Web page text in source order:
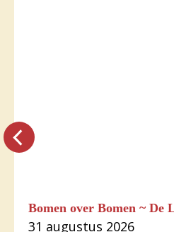
Bomen over Bomen ~ De
31 augustus 2026